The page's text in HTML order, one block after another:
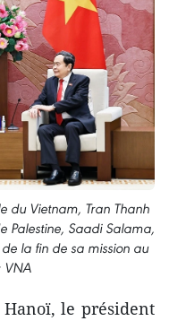
du Vietnam, Tran Thanh
Palestine, Saadi Salama,
la fin de sa mission au
VNA
le président